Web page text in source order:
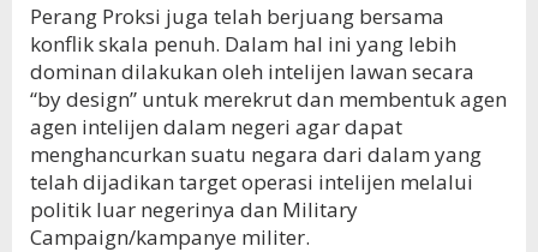
Perang Proksi juga telah berjuang bersama
konflik skala penuh. Dalam hal ini yang lebih
dominan dilakukan oleh intelijen lawan secara
“by design” untuk merekrut dan membentuk agen
agen intelijen dalam negeri agar dapat
menghancurkan suatu negara dari dalam yang
telah dijadikan target operasi intelijen melalui
politik luar negerinya dan Military
Campaign/kampanye militer.